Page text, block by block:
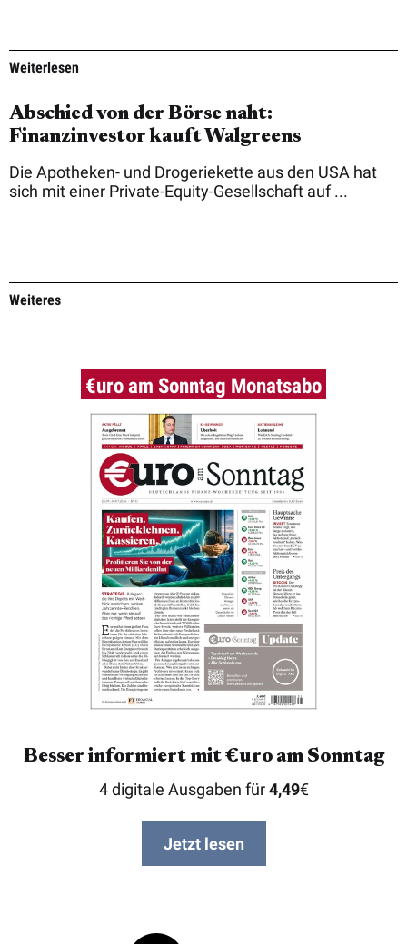
Weiterlesen
Abschied von der Börse naht:
Finanzinvestor kauft Walgreens
Die Apotheken- und Drogeriekette aus den USA hat
sich mit einer Private-Equity-Gesellschaft auf ...
Weiteres
€uro am Sonntag Monatsabo
Besser informiert mit €uro am Sonntag
4 digitale Ausgaben für4,49€
Jetzt lesen